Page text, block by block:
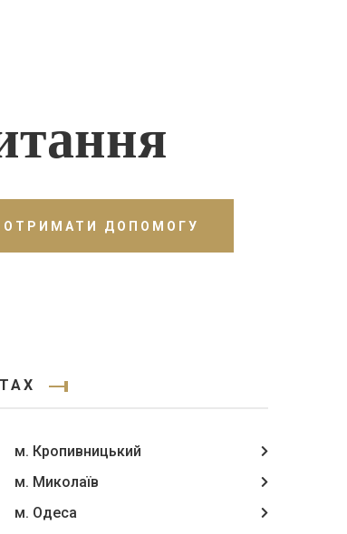
ОТРИМАТИ ДОПОМОГУ
м. Кропивницький
м. Миколаїв
м. Одеса